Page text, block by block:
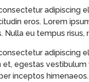
adipiscing
eros. Lorem
eu tempus
adipiscing
et, egestas
inceptos